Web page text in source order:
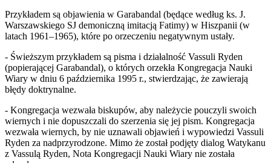
Przykładem są objawienia w Garabandal (będące według ks. J.
Warszawskiego SJ demoniczną imitacją Fatimy) w Hiszpanii (w
latach 1961–1965), które po orzeczeniu negatywnym ustały.
- Świeższym przykładem są pisma i działalność Vassuli Ryden
(popierającej Garabandal), o których orzekła Kongregacja Nauki
Wiary w dniu 6 października 1995 r., stwierdzając, że zawierają
błędy doktrynalne.
- Kongregacja wezwała biskupów, aby należycie pouczyli swoich
wiernych i nie dopuszczali do szerzenia się jej pism. Kongregacja
wezwała wiernych, by nie uznawali objawień i wypowiedzi Vassuli
Ryden za nadprzyrodzone. Mimo że został podjęty dialog Watykanu
z Vassulą Ryden, Nota Kongregacji Nauki Wiary nie została